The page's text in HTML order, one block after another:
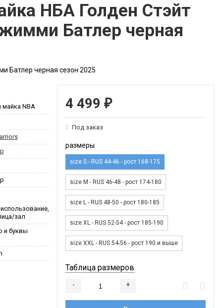
НБА Голден Стэйт
Батлер черная
Батлер черная сезон 2025
4 499₽
Под заказ
размеры
size S - RUS 44-46 - рост 168-175
size M - RUS 46-48 - рост 174-180
size L - RUS 48-50 - рост 180-185
size XL - RUS 52-54 - рост 185-190
size XXL - RUS 54-56 - рост 190 и выше
Таблица размеров
- +
майка NBA
зал
и буквы